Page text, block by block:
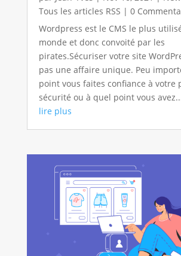
Tous les articles RSS | 0
Wordpress est le CMS le plus
monde et donc convoité par les
pirates.Sécuriser votre site
pas une affaire unique. Peu
point vous faites confiance à votre
sécurité ou à quel point vous
lire plus